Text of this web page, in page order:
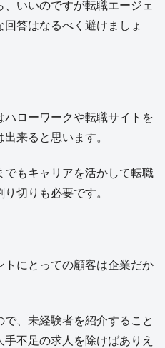
いいのですが転職エージェ
答はなるべく避けましょ
ローワークや転職サイトを
来ると思います。
もキャリアを活かして転職
切りも必要です。
にとっての顧客は企業だか
、未経験者を紹介すること
不足の求人を除けばありえ